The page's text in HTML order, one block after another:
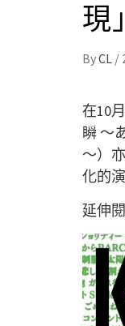
現
ByCL /
在10
瞬 ～
〜）
化的
延伸